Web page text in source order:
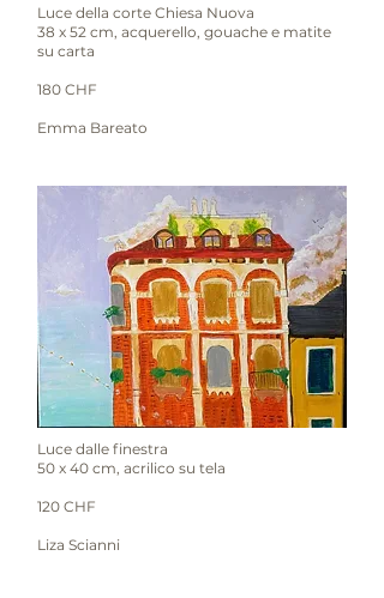
Luce della corte Chiesa Nuova
38 x 52 cm, acquerello, gouache e matite
su carta
180 CHF
Emma Bareato
Luce dalle finestra
50 x 40 cm, acrilico su tela
120 CHF
Liza Scianni